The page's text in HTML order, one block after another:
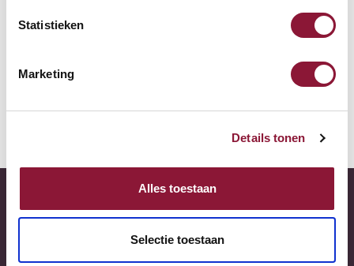
Statistieken
Marketing
Details tonen
Alles toestaan
Selectie toestaan
Meer informatie